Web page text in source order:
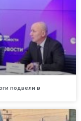
подвели в